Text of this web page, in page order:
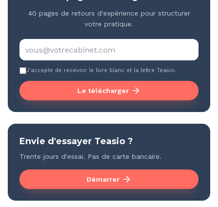
40 pages de retours d'expérience pour structurer
votre pratique.
J'accepte de recevoir le livre blanc et la lettre Teasio.
Le télécharger
Envie d'essayer Teasio ?
Trente jours d'essai. Pas de carte bancaire.
Démarrer